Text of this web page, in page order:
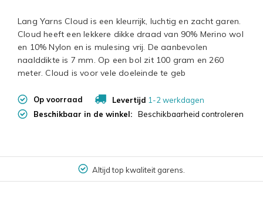
Lang Yarns Cloud is een kleurrijk, luchtig en zacht garen.
Cloud heeft een lekkere dikke draad van 90% Merino wol
en 10% Nylon en is mulesing vrij. De aanbevolen
naalddikte is 7 mm. Op een bol zit 100 gram en 260
meter. Cloud is voor vele doeleinde te geb
Op voorraad Levertijd 1-2 werkdagen
Beschikbaar in de winkel:
Beschikbaarheid controleren
Altijd top kwaliteit garens.